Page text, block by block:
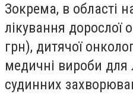
Зокрема, в області
лікування дорослої
грн), дитячої
медичні вироби для
судинних